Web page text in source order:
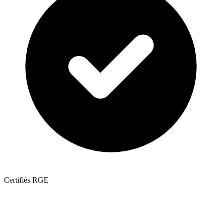
Certifiés RGE